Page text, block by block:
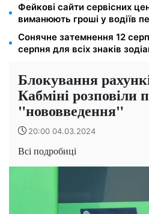
Фейкові сайти сервісних
виманюють гроші у водіїв
Сонячне затемнення 12
серпня для всіх знаків
Блокування
Кабміні розповіли
"нововведення"
20:00 04.03.2024
Всі подробиці